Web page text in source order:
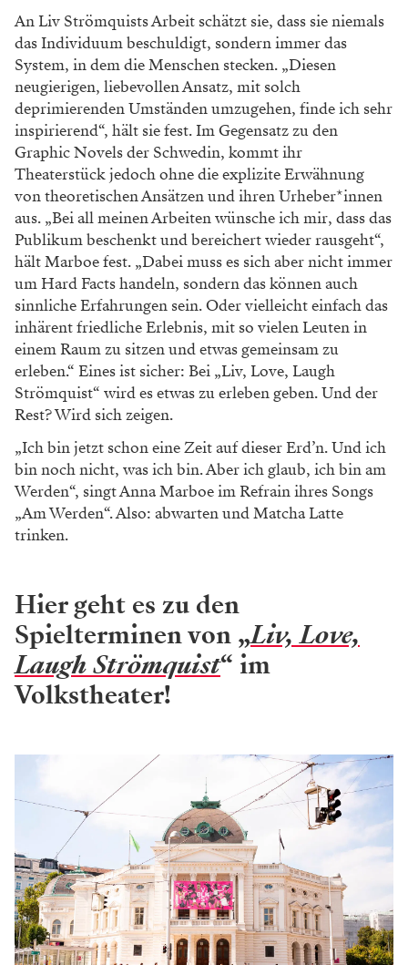
An Liv Strömquists Arbeit schätzt sie, dass sie niemals
das Individuum beschuldigt, sondernimmer das
System, in dem die Menschen stecken. „Diesen
neugierigen, liebevollen Ansatz, mit solch
deprimierenden Umständen umzugehen, findeich sehr
inspirierend“, hält sie fest. Im Gegensatzzu den
Graphic Novels der Schwedin, kommtihr
Theaterstück jedoch ohne die explizite Erwähnung
von theoretischen Ansätzen und ihrenUrheber*innen
aus. „Bei all meinen Arbeitenwünsche ich mir, dass das
Publikum beschenktund bereichert wieder rausgeht“,
hält Marboefest. „Dabei muss es sich aber nicht immer
umHard Facts handeln, sondern das können auch
sinnliche Erfahrungen sein. Oder vielleichteinfach das
inhärent friedliche Erlebnis, mit so vielen Leuten in
einem Raum zu sitzen und etwasgemeinsam zu
erleben.“ Eines ist sicher: Bei „Liv, Love, Laugh
Strömquist“ wird es etwas zuerleben geben. Und der
Rest? Wird sich zeigen.
„Ich bin jetzt schon eine Zeit auf dieser Erd’n.Und ich
bin noch nicht, was ich bin. Aber ichglaub, ich bin am
Werden“, singt Anna Marboeim Refrain ihres Songs
„Am Werden“. Also: abwarten und Matcha Latte
trinken.
Hier geht es zu den
Spielterminen von „Liv, Love,
Laugh Strömquist“ im
Volkstheater!